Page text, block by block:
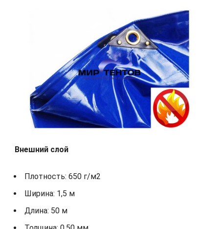
Внешний слой
Плотность: 650 г/м2
Ширина: 1,5 м
Длина: 50 м